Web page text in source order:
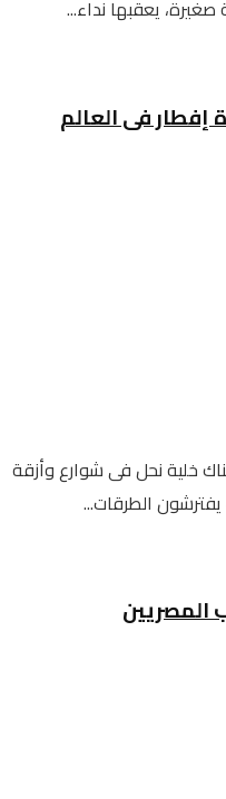
إفطار فى العالم
المصريين